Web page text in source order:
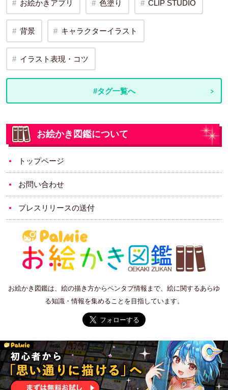
お絵かきアプリ 色塗り CLIP STUDIO
背景 キャラクターイラスト
イラスト表現・コツ
#タグ一覧へ
お絵かき図鑑について
トップページ
お問い合わせ
プレスリリースの送付
お絵かき図鑑は、絵の描き方からペンタブ情報まで、絵に関するあらゆ
る知識・情報を集めることを目指しています。